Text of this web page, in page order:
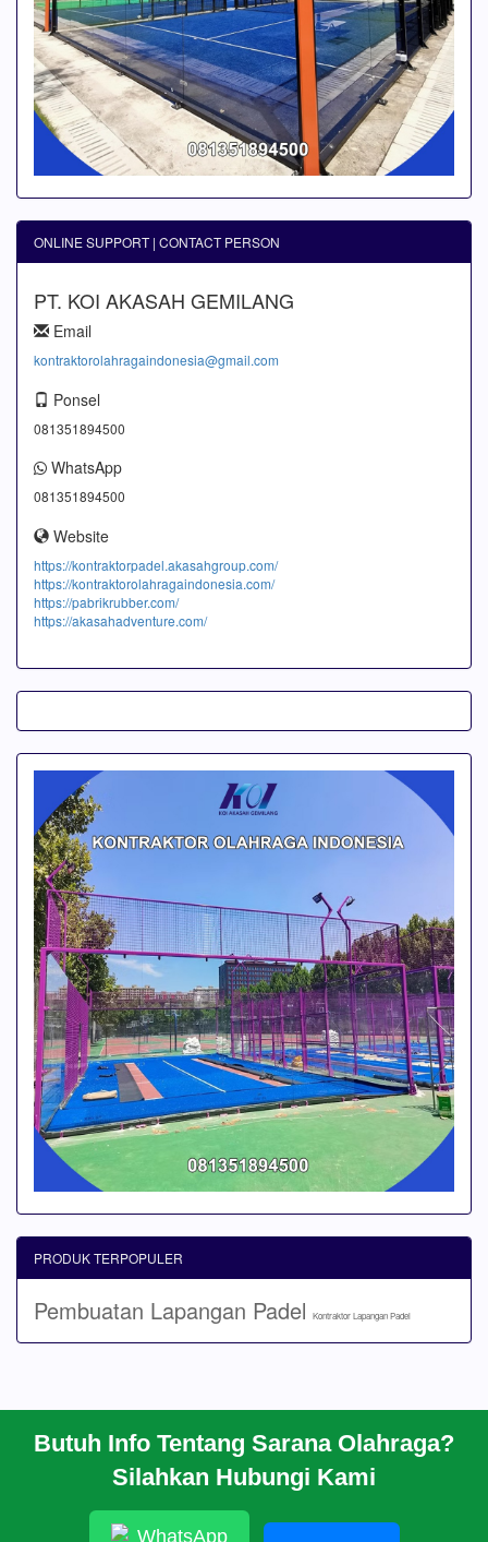
ONLINE SUPPORT | CONTACT PERSON
PT. KOI AKASAH GEMILANG
Email
kontraktorolahragaindonesia@gmail.com
Ponsel
081351894500
WhatsApp
081351894500
Website
https://kontraktorpadel.akasahgroup.com/
https://kontraktorolahragaindonesia.com/
https://pabrikrubber.com/
https://akasahadventure.com/
Butuh Info Tentang Sarana Olahraga?
Silahkan Hubungi Kami
WhatsApp
PRODUK TERPOPULER
Pembuatan Lapangan Padel Kontraktor Lapangan Padel
CARA PESAN